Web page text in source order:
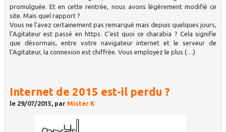
promulguée. Et en cette rentrée, nous avons légèrement modifié ce
site. Mais quel rapport ?
Vous ne l’avez certainement pas remarqué mais depuis quelques jours,
l’Agitateur est passé en https. C’est quoi ce charabia ? Cela signifie
que désormais, entre votre navigateur internet et le serveur de
l’Agitateur, la connexion est chiffrée. Vous employez le plus (…)
Internet de 2015 est-il perdu ?
le 29/07/2015, par Mister K